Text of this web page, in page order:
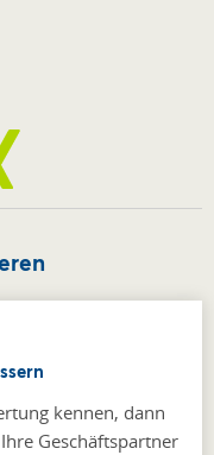
kennen, dann
Geschäftspartner